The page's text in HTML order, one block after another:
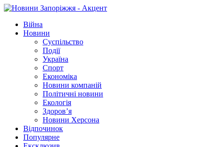
Війна
Новини
Суспільство
Події
Україна
Спорт
Економіка
Новини компаній
Політичні новини
Екологія
Здоров’я
Новини Херсона
Відпочинок
Популярне